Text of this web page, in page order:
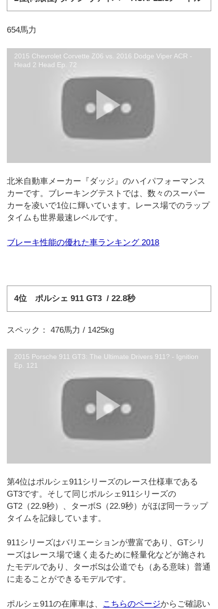
654馬力
2015 Chevrolet Corvette Z06 vs. 2016 Dodge Viper ACR -
Head 2 Head Ep. 72
北米自動車メーカー『ダッジ』のハイパフォーマンス
カーです。ブレーキングテストでは、数々のスーパー
カーを凌いで1位に輝いています。レース場でのラップ
タイムも世界最速レベルです。
ブレーキ性能の優れた車ランキング 2018
4位 ポルシェ 911 GT3 / 22.8秒
スペック： 476馬力 / 1425kg
2015 Porsche 911 GT3: The Ultimate Drivers 911? - Ignition
Ep. 121
第4位はポルシェ911シリーズのレース仕様車である
GT3です。そして同じポルシェ911シリーズの
GT2（22.9秒）、ターボS（22.9秒）がほぼ同一ラップ
タイムを記録しています。
911シリーズはバリエーションが豊富であり、GTシリ
ーズはレース場で速く走るために軽量化などが施され
たモデルであり、ターボSは公道でも（ある意味）普通
に走ることができるモデルです。
ポルシェ911の在庫車は、 こちらのページからご確認い